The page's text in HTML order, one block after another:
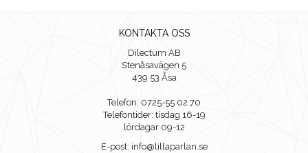
KONTAKTA OSS
Dilectum AB
Stenåsavägen 5
439 53 Åsa
Telefon: 0725-55 02 70
Telefontider: tisdag 16-19
lördagar 09-12
E-post: info@lillaparlan.se